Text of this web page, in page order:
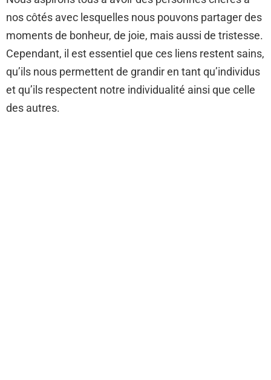
nos côtés avec lesquelles nous pouvons partager des
moments de bonheur, de joie, mais aussi de tristesse.
Cependant, il est essentiel que ces liens restent sains,
qu’ils nous permettent de grandir en tant qu’individus
et qu’ils respectent notre individualité ainsi que celle
des autres.